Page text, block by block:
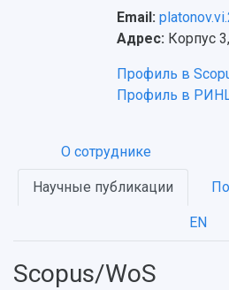
Email:
Адрес: Корпус
Профиль в
Профиль в
О сотруднике
Научные публикации
EN
Scopus/WoS